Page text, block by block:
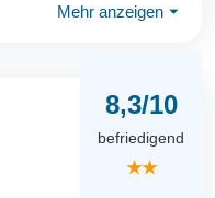
Mehr anzeigen ⏷
8,3/10
befriedigend
★★